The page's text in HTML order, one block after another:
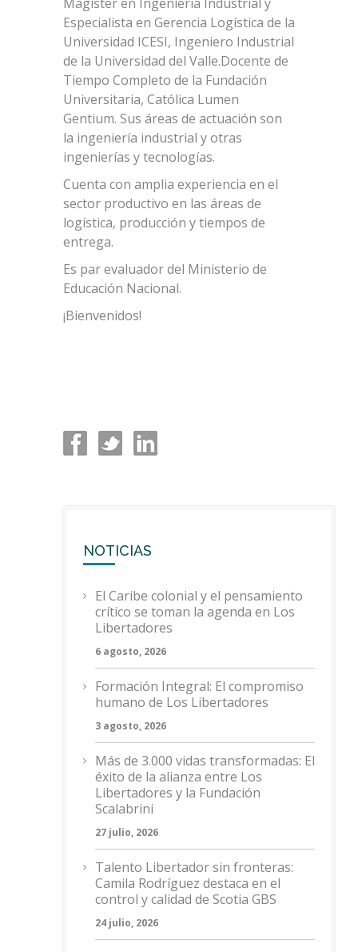
Magíster en Ingeniería Industrial y
Especialista en Gerencia Logística de la
Universidad ICESI, Ingeniero Industrial
de la Universidad del Valle.Docente de
Tiempo Completo de la Fundación
Universitaria, Católica Lumen
Gentium. Sus áreas de actuación son
la ingeniería industrial y otras
ingenierías y tecnologías.
Cuenta con amplia experiencia en el
sector productivo en las áreas de
logística, producción y tiempos de
entrega.
Es par evaluador del Ministerio de
Educación Nacional.
¡Bienvenidos!
NOTICIAS
El Caribe colonial y el pensamiento
crítico se toman la agenda en Los
Libertadores
6 agosto, 2026
Formación Integral: El compromiso
humano de Los Libertadores
3 agosto, 2026
Más de 3.000 vidas transformadas: El
éxito de la alianza entre Los
Libertadores y la Fundación
Scalabrini
27 julio, 2026
Talento Libertador sin fronteras:
Camila Rodríguez destaca en el
control y calidad de Scotia GBS
24 julio, 2026